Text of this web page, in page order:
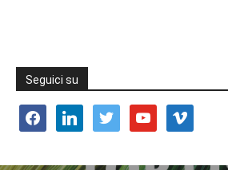
Seguici su
facebooklinkedin twitter youtube vimeo